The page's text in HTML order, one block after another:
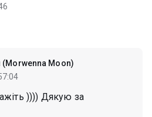
Moon)
)))) Дякую за